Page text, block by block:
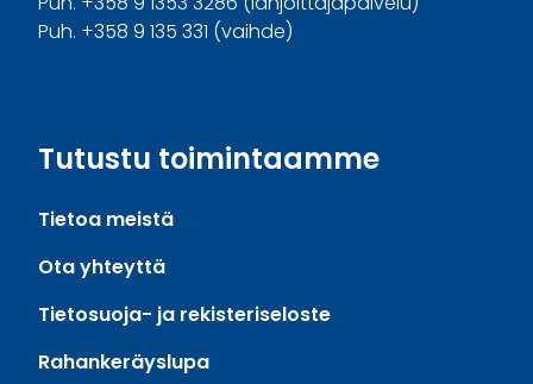
Puh. +358 9 135 331 (vaihde)
Tutustu toimintaamme
Tietoa meistä
Ota yhteyttä
Tietosuoja- ja rekisteriseloste
Rahankeräyslupa